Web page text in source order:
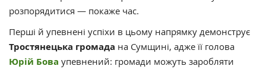
розпорядитися — покаже час.
Перші й упевнені успіхи в цьому напрямку демонструє
Тростянецька громада на Сумщині, адже її голова
Юрій Бова упевнений: громади можуть заробляти